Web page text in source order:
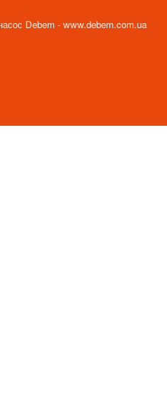
Debem - www.debem.com.ua